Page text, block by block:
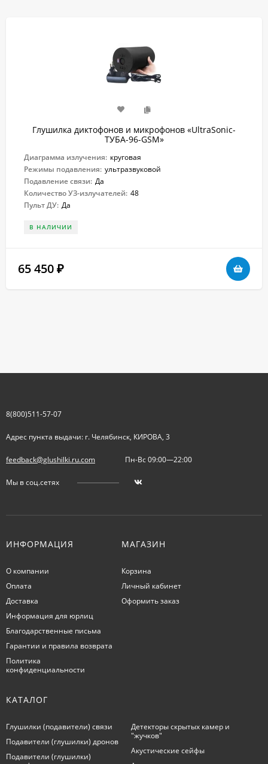
Глушилка диктофонов и микрофонов «UltraSonic-
ТУБА-96-GSM»
Диаграмма излучения: круговая
Режимы подавления: ультразвуковой
Подавление связи: Да
Количество УЗ-излучателей: 48
Пульт ДУ: Да
В НАЛИЧИИ
65 450 ₽
8(800)511-57-07
Адрес пункта выдачи: г. Челябинск, КИРОВА, 3
feedback@glushilki.ru.com Пн-Вс 09:00—22:00
Мы в соц.сетях
ИНФОРМАЦИЯ
О компании
Оплата
Доставка
Информация для юрлиц
Благодарственные письма
Гарантии и правила возврата
Политика
конфиденциальности
МАГАЗИН
Корзина
Личный кабинет
Оформить заказ
КАТАЛОГ
Глушилки (подавители) связи
Подавители (глушилки) дронов
Подавители (глушилки)
Детекторы скрытых камер и
"жучков"
Акустические сейфы